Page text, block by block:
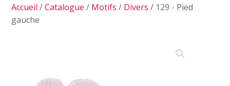
Accueil /Catalogue / Motifs / Divers / 129 - Pied
gauche